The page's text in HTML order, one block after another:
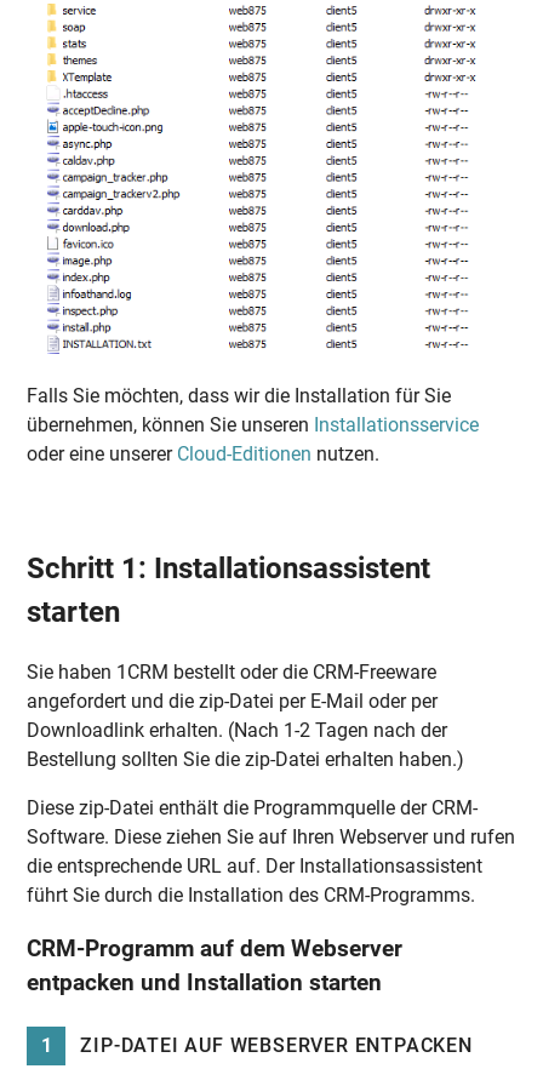
Falls Sie möchten, dass wir die Installation für Sie
übernehmen, können Sie unseren Installationsservice
oder eine unserer Cloud-Editionen nutzen.
Schritt 1: Installationsassistent
starten
Sie haben 1CRM bestellt oder die CRM-Freeware
angefordert und die zip-Datei per E-Mail oder per
Downloadlink erhalten. (Nach 1-2 Tagen nach der
Bestellung sollten Sie die zip-Datei erhalten haben.)
Diese zip-Datei enthält die Programmquelle der CRM-
Software. Diese ziehen Sie auf Ihren Webserver und rufen
die entsprechende URL auf. Der Installationsassistent
führt Sie durch die Installation des CRM-Programms.
CRM-Programm auf dem Webserver
entpacken und Installation starten
1 ZIP-DATEI AUF WEBSERVER ENTPACKEN